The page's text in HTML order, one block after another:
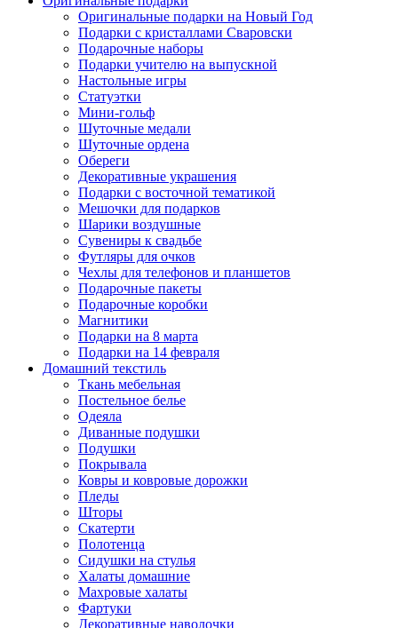
Оригинальные подарки на Новый Год
Подарки с кристаллами Сваровски
Подарочные наборы
Подарки учителю на выпускной
Настольные игры
Статуэтки
Мини-гольф
Шуточные медали
Шуточные ордена
Обереги
Декоративные украшения
Подарки с восточной тематикой
Мешочки для подарков
Шарики воздушные
Сувениры к свадьбе
Футляры для очков
Чехлы для телефонов и планшетов
Подарочные пакеты
Подарочные коробки
Магнитики
Подарки на 8 марта
Подарки на 14 февраля
Домашний текстиль
Ткань мебельная
Постельное белье
Одеяла
Диванные подушки
Подушки
Покрывала
Ковры и ковровые дорожки
Пледы
Шторы
Скатерти
Полотенца
Сидушки на стулья
Халаты домашние
Махровые халаты
Фартуки
Декоративные наволочки